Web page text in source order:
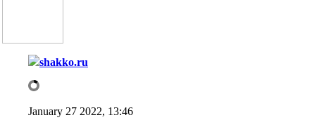
shakko.ru
January 27 2022, 13:46